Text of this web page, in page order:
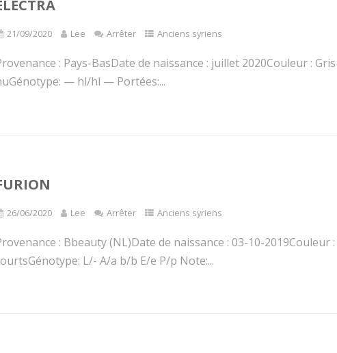
21/09/2020 Lee Arrêter Anciens syriens
: Pays-BasDate de naissance : juillet 2020Couleur :
— hl/hl — Portées:...
26/06/2020 Lee Arrêter Anciens syriens
: Bbeauty (NL)Date de naissance : 03-10-2019Couleur
L/- A/a b/b E/e P/p Note:...